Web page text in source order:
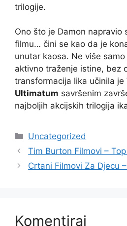
trilogije.
Ono što je Damon napravio
filmu… čini se kao da je
unutar kaosa. Ne više
aktivno traženje istine, bez
transformacija lika učinila je
Ultimatum savršenim
najboljih akcijskih trilogija
Kategorije
Uncategorized
Tim Burton Filmovi –
Crtani Filmovi Za Djecu
Komentiraj